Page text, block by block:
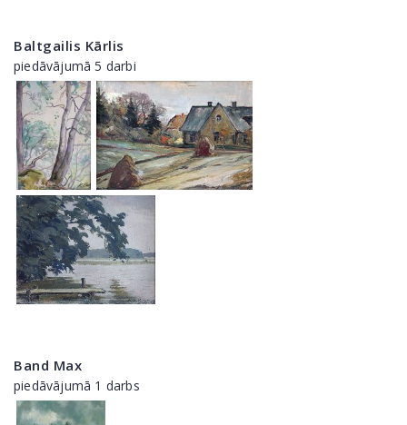
Baltgailis Kārlis
piedāvājumā 5 darbi
Band Max
piedāvājumā 1 darbs